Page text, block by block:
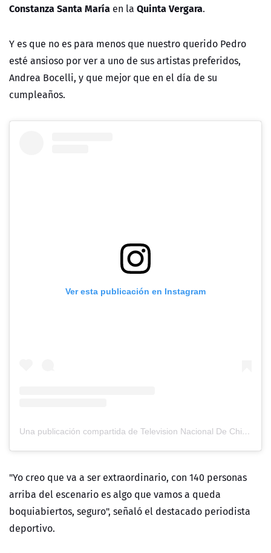
Constanza Santa María en la Quinta Vergara.
Y es que no es para menos que nuestro querido Pedro
esté ansioso por ver a uno de sus artistas preferidos,
Andrea Bocelli, y que mejor que en el día de su
cumpleaños.
Ver esta publicación en Instagram
Una publicación compartida de Television Nacional De Chile (@tvn)
"Yo creo que va a ser extraordinario, con 140 personas
arriba del escenario es algo que vamos a queda
boquiabiertos, seguro", señaló el destacado periodista
deportivo.